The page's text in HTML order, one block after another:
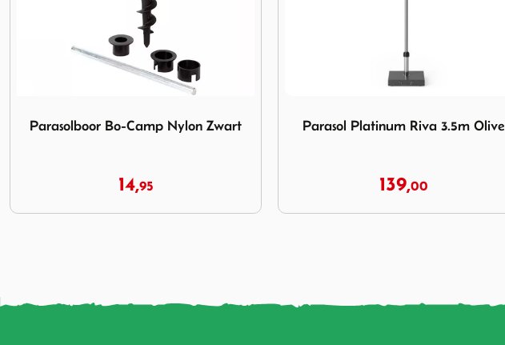
Parasol Platinum Riva 3.5m Olive
139,00
Parasol Platinum Riva 3.0m Light
119,00